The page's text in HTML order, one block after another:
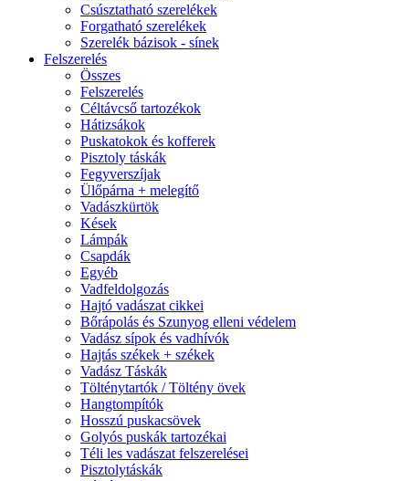
Csúsztatható szerelékek
Forgatható szerelékek
Szerelék bázisok - sínek
Felszerelés
Összes
Felszerelés
Céltávcső tartozékok
Hátizsákok
Puskatokok és kofferek
Pisztoly táskák
Fegyverszíjak
Ülőpárna + melegítő
Vadászkürtök
Kések
Lámpák
Csapdák
Egyéb
Vadfeldolgozás
Hajtó vadászat cikkei
Bőrápolás és Szunyog elleni védelem
Vadász sípok és vadhívók
Hajtás székek + székek
Vadász Táskák
Tölténytartók / Töltény övek
Hangtompítók
Hosszú puskacsövek
Golyós puskák tartozékai
Téli les vadászat felszerelései
Pisztolytáskák